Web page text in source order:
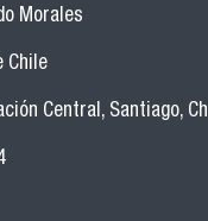
Morales
Chile
Central, Santiago,